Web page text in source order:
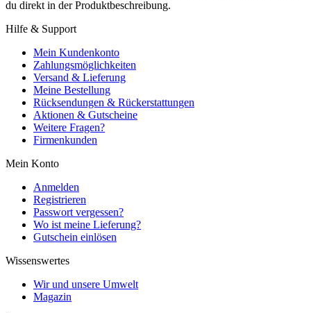
du direkt in der Produktbeschreibung.
Hilfe & Support
Mein Kundenkonto
Zahlungsmöglichkeiten
Versand & Lieferung
Meine Bestellung
Rücksendungen & Rückerstattungen
Aktionen & Gutscheine
Weitere Fragen?
Firmenkunden
Mein Konto
Anmelden
Registrieren
Passwort vergessen?
Wo ist meine Lieferung?
Gutschein einlösen
Wissenswertes
Wir und unsere Umwelt
Magazin